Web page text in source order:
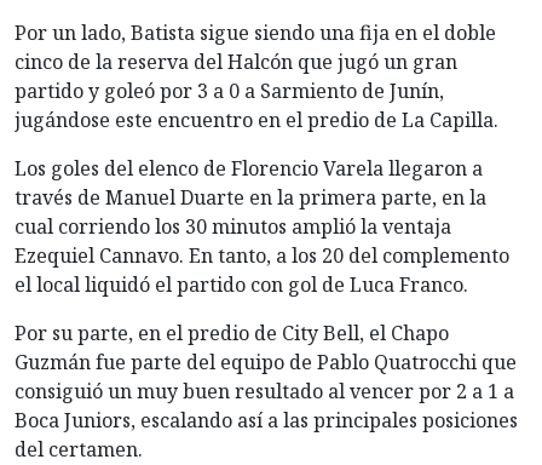
Por un lado, Batista sigue siendo una fija en el doble
cinco de la reserva del Halcón que jugó un gran
partido y goleó por 3 a 0 a Sarmiento de Junín,
jugándose este encuentro en el predio de La Capilla.
Los goles del elenco de Florencio Varela llegaron a
través de Manuel Duarte en la primera parte, en la
cual corriendo los 30 minutos amplió la ventaja
Ezequiel Cannavo. En tanto, a los 20 del complemento
el local liquidó el partido con gol de Luca Franco.
Por su parte, en el predio de City Bell, el Chapo
Guzmán fue parte del equipo de Pablo Quatrocchi que
consiguió un muy buen resultado al vencer por 2 a 1 a
Boca Juniors, escalando así a las principales posiciones
del certamen.